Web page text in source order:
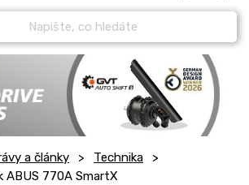
a články
Technika
ABUS 770A SmartX